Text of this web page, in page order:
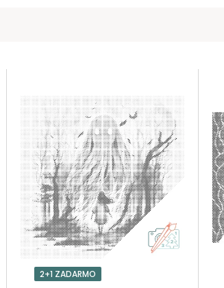
2+1 ZADARMO